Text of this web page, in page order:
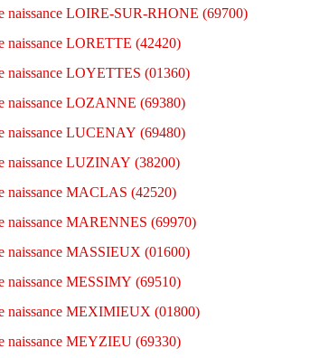
naissance LOIRE-SUR-RHONE (69700)
naissance LORETTE (42420)
naissance LOYETTES (01360)
naissance LOZANNE (69380)
naissance LUCENAY (69480)
naissance LUZINAY (38200)
naissance MACLAS (42520)
naissance MARENNES (69970)
naissance MASSIEUX (01600)
naissance MESSIMY (69510)
naissance MEXIMIEUX (01800)
naissance MEYZIEU (69330)